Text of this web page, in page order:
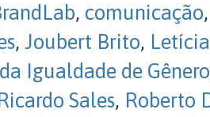
, comunicação,
, Joubert Brito,
Igualdade de Gênero
Sales, Roberto